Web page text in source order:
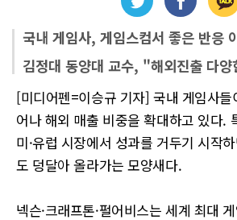
국내 게임사, 게임스컴서 좋은 반응
김정대 동양대 교수, "해외진출 다
[미디어펜=이승규 기자] 국내 게임사
어나 해외 매출 비중을 확대하고 있다.
미·유럽 시장에서 성과를 거두기 시작
도 덩달아 올라가는 모양새다.
넥슨·크래프톤·펄어비스는 세계 최대